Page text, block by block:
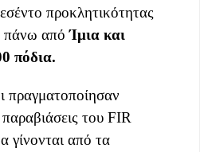
προκλητικότητας
πάνω απόΊμια και
πόδια.
πραγματοποίησαν
του FIR
γίνονται από τα